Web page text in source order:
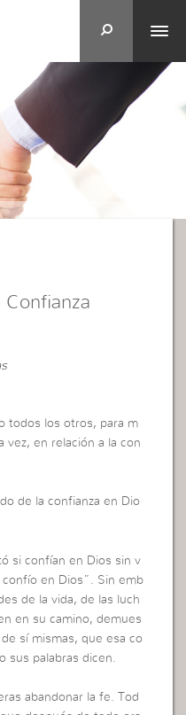
Confianza
todos los otros, para m
vez, en relación a la con
de la confianza en Dio
si confían en Dios sin v
en Dios”. Sin emb
de la vida, de las luch
en su camino, demues
sí mismas, que esa co
sus palabras dicen.
abandonar la fe. Tod